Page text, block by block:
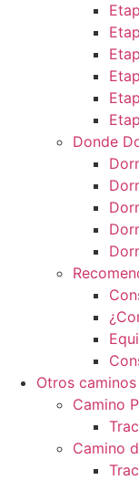
Donde
Otros caminos
Camino
Camino